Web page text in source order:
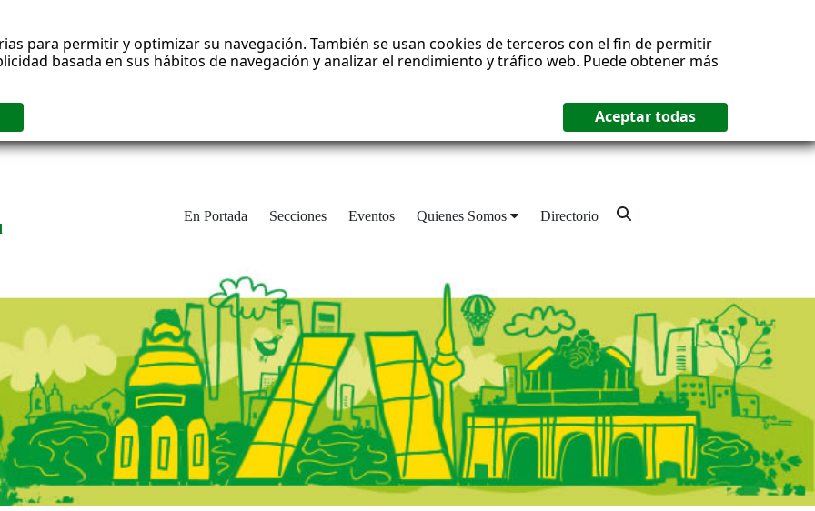
para permitir y optimizar su navegación. También se usan cookies de terceros con el fin de permitir
basada en sus hábitos de navegación y analizar el rendimiento y tráfico web. Puede obtener más
En Portada Secciones Eventos Quienes Somos Directorio